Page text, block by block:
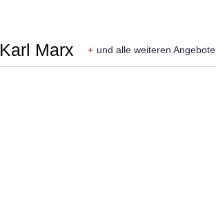
Marx + und alle weiteren Angebote